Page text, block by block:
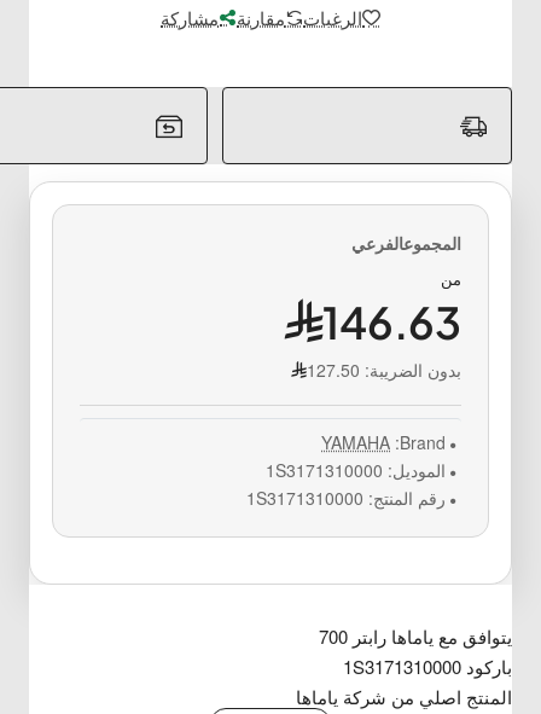
الرغبات مقارنة مشاركة
من
146.63
بدون الضريبة: 127.50
Brand:
YAMAHA
الموديل: 1S3171310000
رقم المنتج: 1S3171310000
يتوافق مع ياماها رابتر 700
باركود 1S3171310000
المنتج اصلي من شركة ياماها